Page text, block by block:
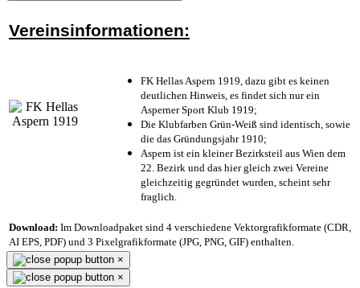
Vereinsinformationen:
FK Hellas Aspern 1919, dazu gibt es keinen
deutlichen Hinweis, es findet sich nur ein
Asperner Sport Klub 1919;
Die Klubfarben Grün-Weiß sind identisch, sowie
die das Gründungsjahr 1910;
Aspern ist ein kleiner Bezirksteil aus Wien dem
22. Bezirk und das hier gleich zwei Vereine
gleichzeitig gegründet wurden, scheint sehr
fraglich.
Download: Im Downloadpaket sind 4 verschiedene Vektorgrafikformate (CDR,
AI EPS, PDF) und 3 Pixelgrafikformate (JPG, PNG, GIF) enthalten.
×
×